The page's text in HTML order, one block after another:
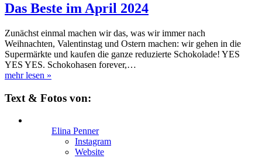
Das Beste im April 2024
Zunächst einmal machen wir das, was wir immer nach
Weihnachten, Valentinstag und Ostern machen: wir gehen in die
Supermärkte und kaufen die ganze reduzierte Schokolade! YES
YES YES. Schokohasen forever,…
mehr lesen »
Text & Fotos von:
Elina Penner
Instagram
Website